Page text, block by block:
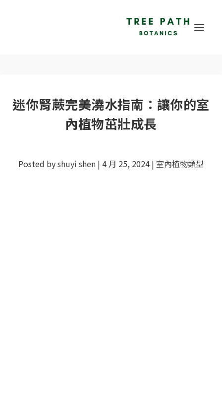
迷你腎蕨完美澆水指南：讓你的室
內植物茁壯成長
Posted byshuyi shen | 4 月 25, 2024 | 室內植物類型